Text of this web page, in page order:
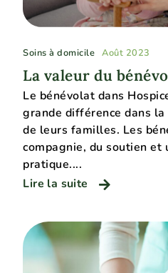
Soins à domicile Août 2023
La valeur du
Le bénévolat dans
grande différence dans
de leurs familles. Les
compagnie, du soutien et
pratique....
Lire la suite